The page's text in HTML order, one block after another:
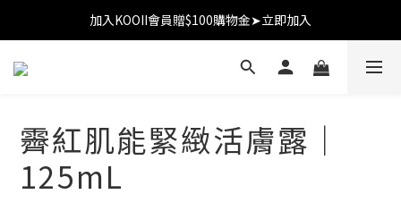
加入KOOII會員贈$100購物金➤立即加入
加入KOOII會員贈$100購物金➤立即加入
全館$3,000免運
霽紅肌能緊緻活膚露｜
125mL